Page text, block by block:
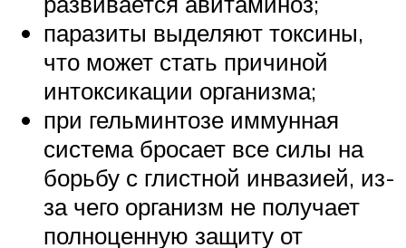
паразиты выделяют токсины,
что может стать причиной
интоксикации организма;
при гельминтозе иммунная
система бросает все силы на
борьбу с глистной инвазией, из-
за чего организм не получает
полноценную защиту от